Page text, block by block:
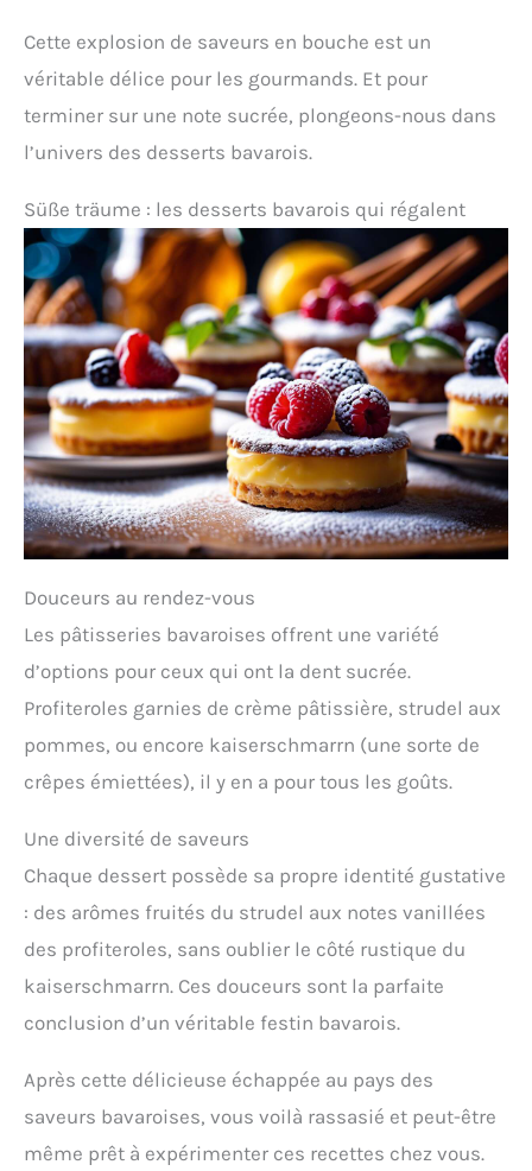
Cette explosion de saveurs en bouche est un
véritable délice pour les gourmands. Et pour
terminer sur une note sucrée, plongeons-nous dans
l’univers des desserts bavarois.
Süße träume : les desserts bavarois qui régalent
Douceurs au rendez-vous
Les pâtisseries bavaroises offrent une variété
d’options pour ceux qui ont la dent sucrée.
Profiteroles garnies de crème pâtissière, strudel aux
pommes, ou encore kaiserschmarrn (une sorte de
crêpes émiettées), il y en a pour tous les goûts.
Une diversité de saveurs
Chaque dessert possède sa propre identité gustative
: des arômes fruités du strudel aux notes vanillées
des profiteroles, sans oublier le côté rustique du
kaiserschmarrn. Ces douceurs sont la parfaite
conclusion d’un véritable festin bavarois.
Après cette délicieuse échappée au pays des
saveurs bavaroises, vous voilà rassasié et peut-être
même prêt à expérimenter ces recettes chez vous.